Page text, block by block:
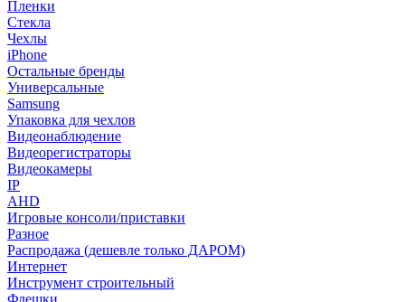
Пленки
Стекла
Чехлы
iPhone
Остальные бренды
Универсальные
Samsung
Упаковка для чехлов
Видеонаблюдение
Видеорегистраторы
Видеокамеры
IP
AHD
Игровые консоли/приставки
Разное
Распродажа (дешевле только ДАРОМ)
Интернет
Инструмент строительный
Флешки